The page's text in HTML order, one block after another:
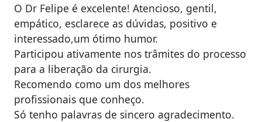
O Dr Felipe é excelente! Atencioso, gentil,
empático, esclarece as dúvidas, positivo e
interessado,um ótimo humor.
Participou ativamente nos trâmites do processo
para a liberação da cirurgia.
Recomendo como um dos melhores
profissionais que conheço.
Só tenho palavras de sincero agradecimento.